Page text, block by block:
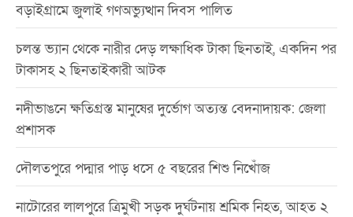
বড়াইগ্রামে জুলাই গণঅভ্যুত্থান দিবস পালিত
চলন্ত ভ্যান থেকে নারীর দেড় লক্ষাধিক টাকা ছিনতাই, একদিন পর
টাকাসহ ২ ছিনতাইকারী আটক
নদীভাঙনে ক্ষতিগ্রস্ত মানুষের দুর্ভোগ অত্যন্ত বেদনাদায়ক: জেলা
প্রশাসক
দৌলতপুরে পদ্মার পাড় ধসে ৫ বছরের শিশু নিখোঁজ
নাটোরের লালপুরে ত্রিমুখী সড়ক দুর্ঘটনায় শ্রমিক নিহত, আহত ২